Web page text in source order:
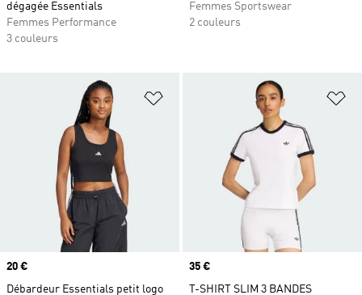
dégagée Essentials
Femmes Performance
3 couleurs
Femmes Sportswear
2 couleurs
Ajouter à la Liste de produits
Prix
20 €
Débardeur Essentials petit logo
Prix
35 €
T-SHIRT SLIM 3 BANDES